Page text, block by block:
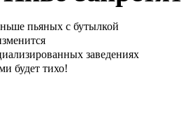
пьяных с бутылкой
заведениях
будет тихо!